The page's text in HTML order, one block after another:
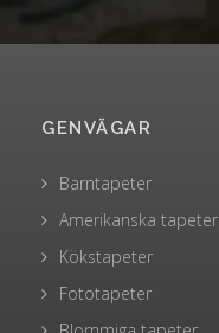
GENVÄGAR
Barntapeter
Amerikanska tapeter
Kökstapeter
Fototapeter